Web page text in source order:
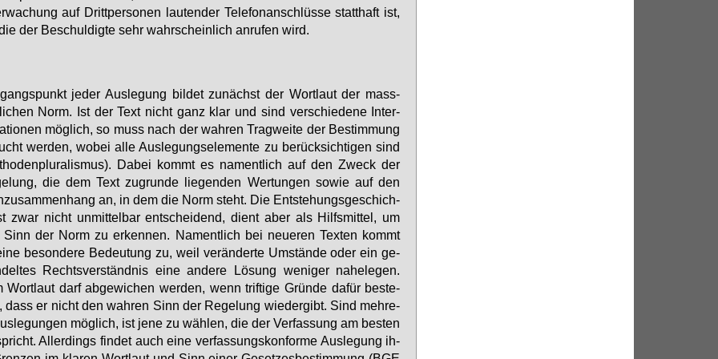
auf Dritt­per­so­nen lau­ten­der Te­le­fon­an­schlüs­se statt­haft ist,
der Be­schul­dig­te sehr wahr­schein­lich an­ru­fen wird.
je­der Aus­le­gung bil­det zu­nächst der Wort­laut der mass­
Norm. Ist der Text nicht ganz klar und sind ver­schie­de­ne In­ter­
mög­lich, so muss nach der wah­ren Trag­wei­te der Be­stim­mung
wer­den, wo­bei al­le Aus­le­gungs­ele­men­te zu be­rück­sich­ti­gen sind
Da­bei kommt es na­ment­lich auf den Zweck der
die dem Text zu­grun­de lie­gen­den Wer­tun­gen so­wie auf den
an, in dem die Norm steht. Die Ent­ste­hungs­ge­schich­
zwar nicht un­mit­tel­bar ent­schei­dend, dient aber als Hilfs­mit­tel, um
Sinn der Norm zu er­ken­nen. Na­ment­lich bei neue­ren Tex­ten kommt
be­son­de­re Be­deu­tung zu, weil ver­än­der­te Um­stän­de oder ein ge­
Rechts­ver­ständ­nis ei­ne an­de­re Lö­sung we­ni­ger na­he­le­gen.
Wort­laut darf ab­ge­wi­chen wer­den, wenn trif­ti­ge Grün­de da­für be­ste­
dass er nicht den wah­ren Sinn der Re­ge­lung wie­der­gibt. Sind meh­re­
mög­lich, ist je­ne zu wäh­len, die der Ver­fas­sung am bes­ten
Al­ler­dings fin­det auch ei­ne ver­fas­sungs­kon­for­me Aus­le­gung ih­